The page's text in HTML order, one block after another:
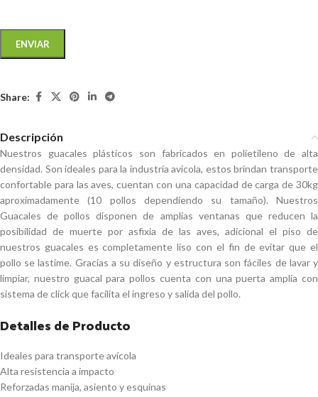
Share:
Descripción
Nuestros guacales plásticos son fabricados en polietileno de alta
densidad. Son ideales para la industria avícola, estos brindan transporte
confortable para las aves, cuentan con una capacidad de carga de 30kg
aproximadamente (10 pollos dependiendo su tamaño). Nuestros
Guacales de pollos disponen de amplias ventanas que reducen la
posibilidad de muerte por asfixia de las aves, adicional el piso de
nuestros guacales es completamente liso con el fin de evitar que el
pollo se lastime. Gracias a su diseño y estructura son fáciles de lavar y
limpiar, nuestro guacal para pollos cuenta con una puerta amplia con
sistema de click que facilita el ingreso y salida del pollo.
Detalles de Producto
Ideales para transporte avícola
Alta resistencia a impacto
Reforzadas manija, asiento y esquinas